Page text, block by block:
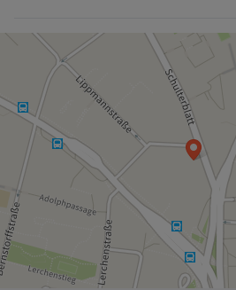
Was unsere Kunden über